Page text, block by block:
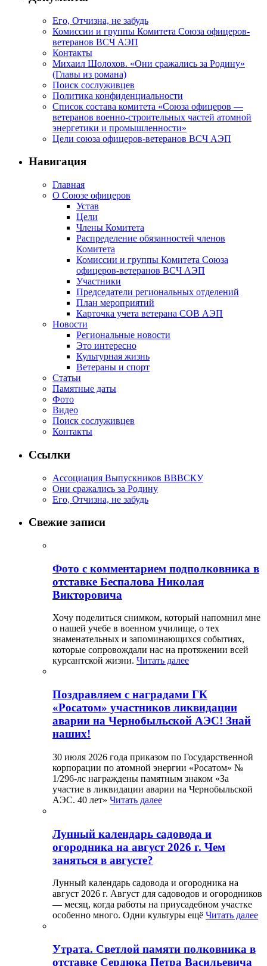
Его, Отчизна, не забудь
Комиссии и группы Комитета Союза офицеров-
ветеранов ВСЧ АЭП
Контакты
Михаил Шолохов. «Они сражались за Родину»
(Главы из романа)
Поиск сослуживцев
Политика конфиденциальности
Список состава комитета «Союза офицеров —
ветеранов военно-строительных частей атомной
энергетики и промышленности»
Цели союза офицеров-ветеранов ВСЧ АЭП
Навигация
Главная
О Союзе офицеров
Устав
Цели
Члены Комитета
Распределение обязанностей членов
Комитета
Комиссии и группы Комитета Союза
офицеров-ветеранов ВСЧ АЭП
Участники
Председатели региональных отделений
План мероприятий
Карточка учета ветерана CОВ АЭП
Новости
Региональные новости
Это интересно
Культурная жизнь
Ветераны и спорт
Статьи
Памятные даты
Фото
Видео
Поиск сослуживцев
Контакты
Ссылки
Ассоциация Выпускников ВВВСКУ
Они сражались за Родину
Его, Отчизна, не забудь
Свежие записи
Фото с комментарием подполковника в
отставке Беспалова Николая
Викторовича
Хочу поделиться снимком, который напомнил мне
о нашей учебе в военном училище, о тех
знаменательных и запоминающихся событиях,
которые сопровождали нас на протяжении всей
курсантской жизни. Читать далее
Поздравляем с наградами ГК
«Росатом» участников ликвидации
аварии на Чернобыльской АЭС! Знай
наших!
30 июля 2026 года приказом по Государственной
корпорации по атомной энергии «Росатом» №
1/296-лс награждены памятным знаком «За
участие в ликвидации аварии на Чернобыльской
АЭС. 40 лет» Читать далее
Лунный календарь садовода и
огородника на август 2026 г. Чем
заняться в августе?
Лунный календарь садовода и огородника на
август 2026 г. Август для садоводов и огородников
— месяц, когда работы на приусадебном участке
особенно много. Одни культуры ещё Читать далее
Утрата. Светлой памяти полковника в
отставке Сердюка Петра Васильевича